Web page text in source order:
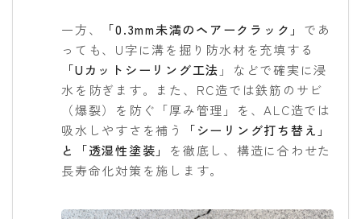
一方、 「0.3mm未満のヘアークラック」 であ
っても、U字に溝を掘り防水材を充填する
「Uカットシーリング工法 」などで確実に浸
水を防ぎます。また、RC造では鉄筋のサビ
（爆裂）を防ぐ「厚み管理」を、ALC造では
吸水しやすさを補う
「シーリング打ち替え」
と「透湿性塗装」 を徹底し、構造に合わせた
長寿命化対策を施します。